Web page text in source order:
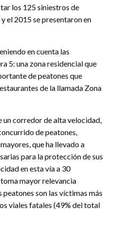
los 125 siniestros de
el 2015 se presentaron en
en cuenta las
5: una zona residencial que
de peatones que
de la llamada Zona
un corredor de alta velocidad,
de peatones,
que ha llevado a
para la protección de sus
en esta vía a 30
mayor relevancia
peatones son las víctimas más
viales fatales (49% del total